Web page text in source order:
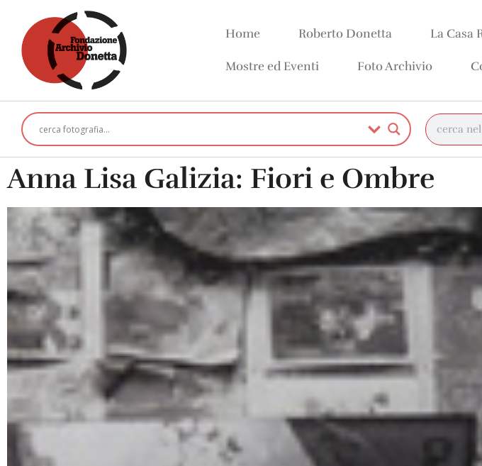
Home Roberto Donetta La Casa
Mostre ed Eventi Foto Archivio
Anna Lisa Galizia: Fiori e Ombre